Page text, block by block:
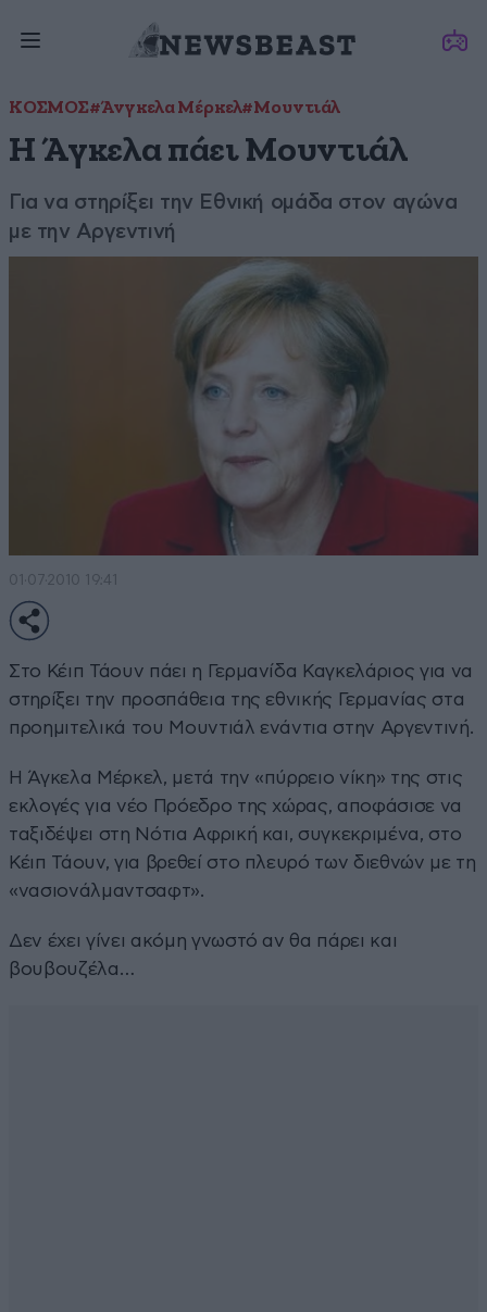
ΚΟΣΜΟΣ#Άνγκελα Μέρκελ#Μουντιάλ
Η Άγκελα πάει Μουντιάλ
Για να στηρίξει την Εθνική ομάδα στον αγώνα
με την Αργεντινή
01·07·2010 19:41
Στο Κέιπ Τάουν πάει η Γερμανίδα Καγκελάριος για να
στηρίξει την προσπάθεια της εθνικής Γερμανίας στα
προημιτελικά του Μουντιάλ ενάντια στην Αργεντινή.
Η Άγκελα Μέρκελ, μετά την «πύρρειο νίκη» της στις
εκλογές για νέο Πρόεδρο της χώρας, αποφάσισε να
ταξιδέψει στη Νότια Αφρική και, συγκεκριμένα, στο
Κέιπ Τάουν, για βρεθεί στο πλευρό των διεθνών με τη
«νασιονάλμαντσαφτ».
Δεν έχει γίνει ακόμη γνωστό αν θα πάρει και
βουβουζέλα…